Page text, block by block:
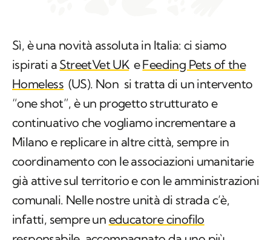
“one shot”, è un progetto strutturato e
continuativo che vogliamo incrementare a
Milano e replicare in altre città, sempre in
coordinamento con le associazioni umanitarie
già attive sul territorio e con le amministrazioni
comunali. Nelle nostre unità di strada c’è,
infatti, sempre un
educatore cinofilo
responsabile, accompagnato da uno più
volontari, proprio perché il team deve avere le
competenze necessarie per riuscire a leggere il